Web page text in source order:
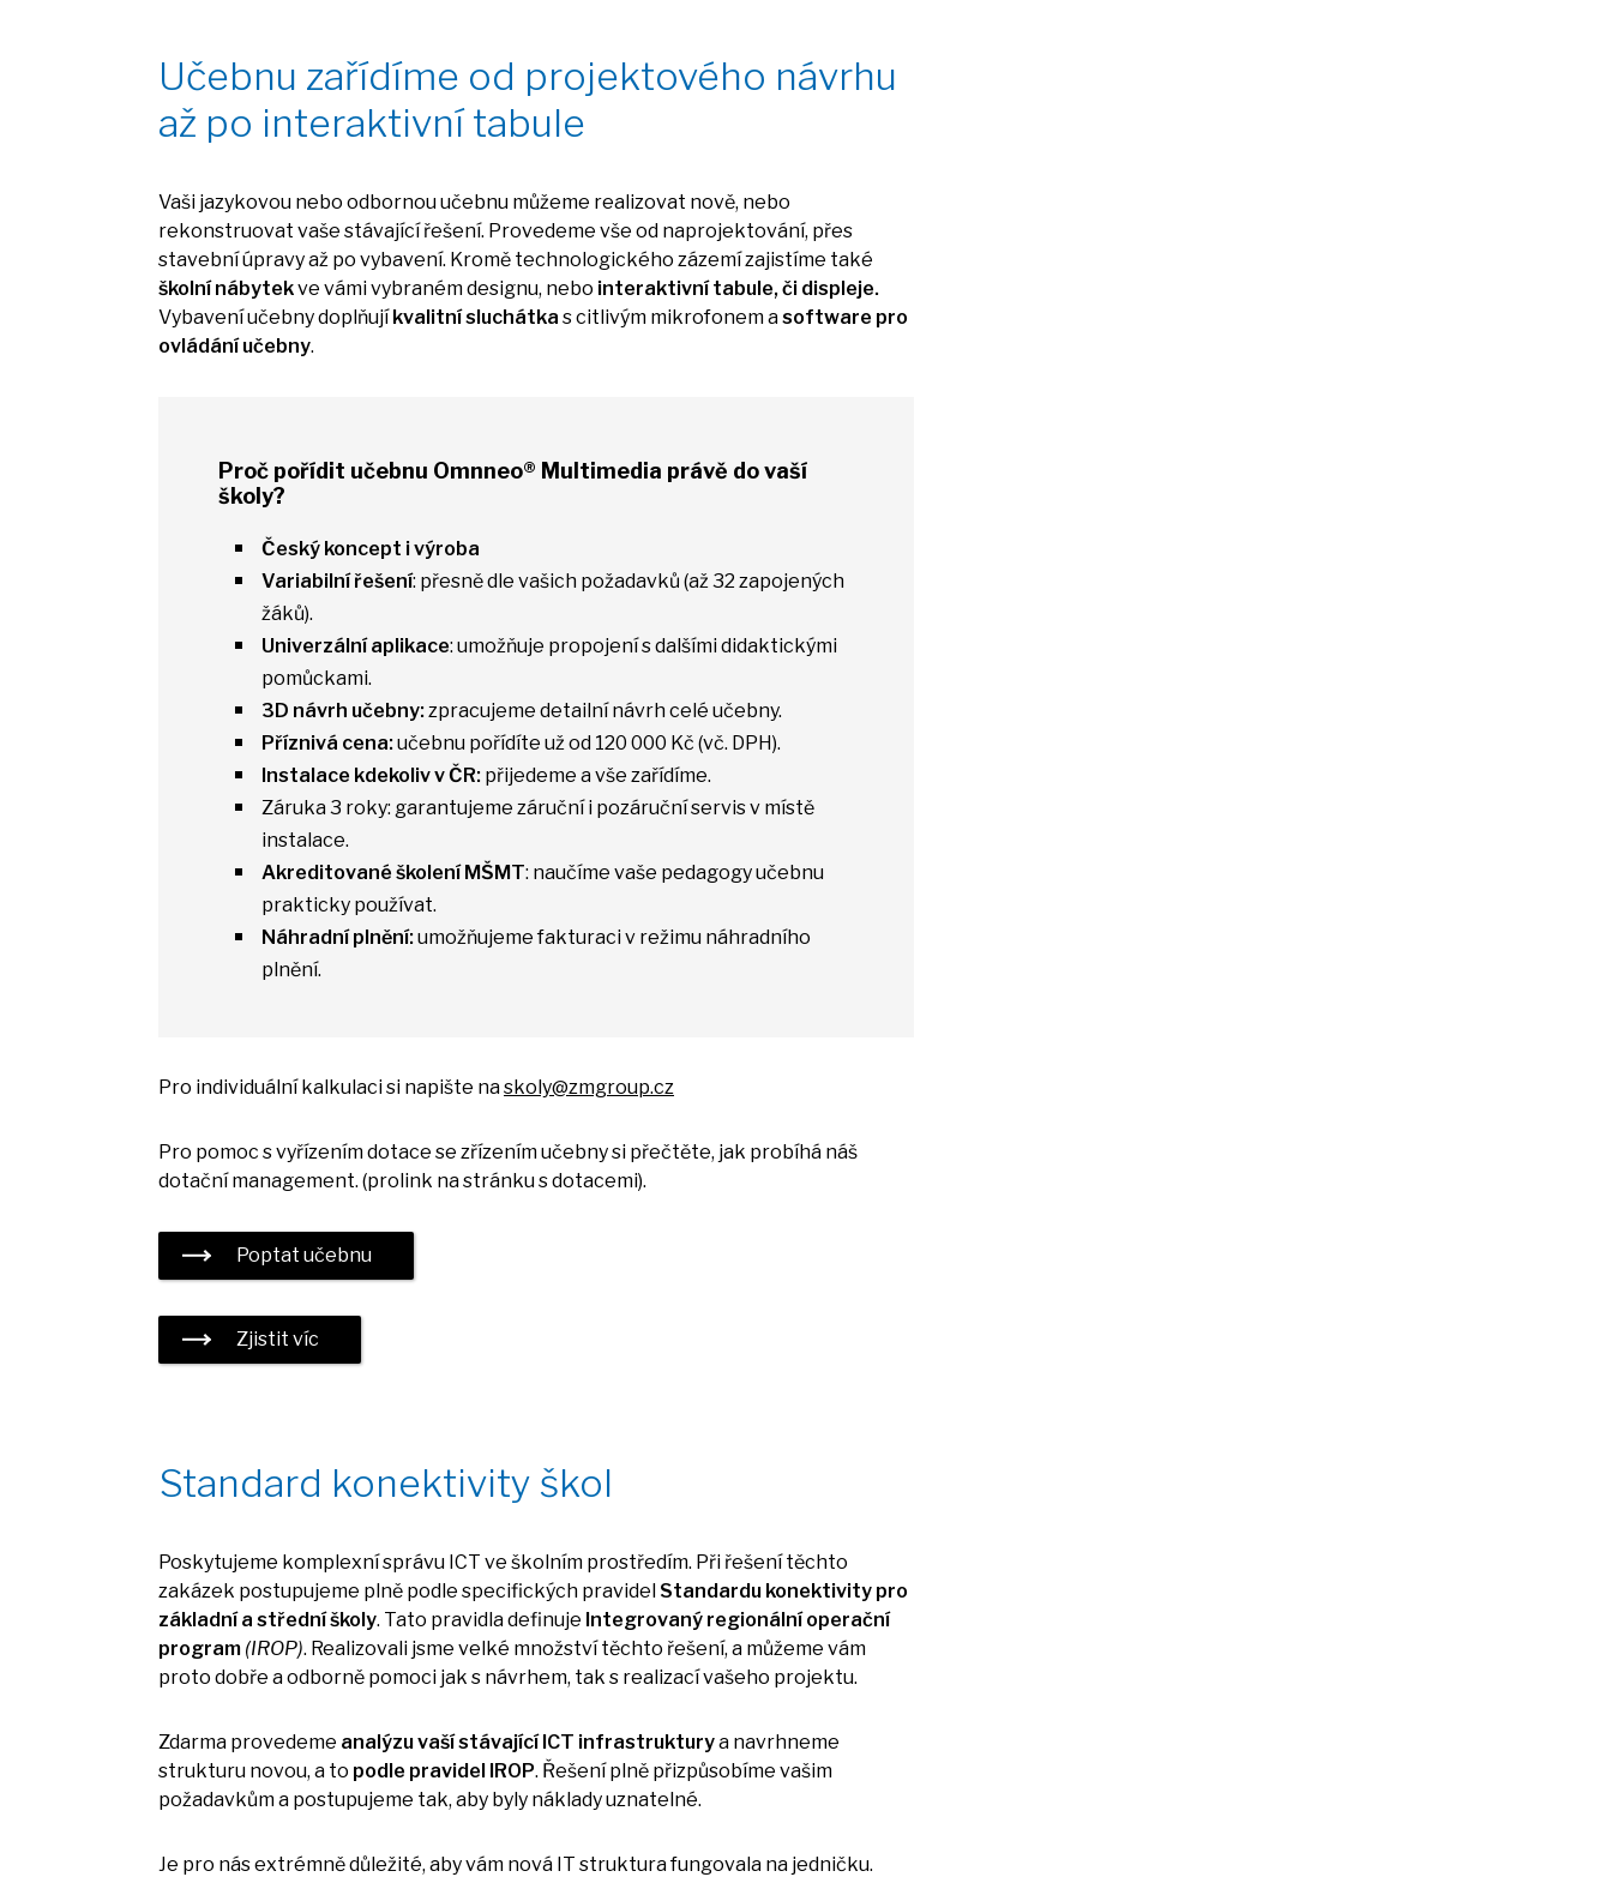
Učebnu zařídíme od projektového návrhu
až po interaktivní tabule
Vaši jazykovou nebo odbornou učebnu můžeme realizovat nově, nebo
rekonstruovat vaše stávající řešení. Provedeme vše od naprojektování, přes
stavební úpravyaž po vybavení. Kromě technologického zázemí zajistíme také
školní nábytekve vámi vybraném designu, nebo interaktivní tabule,či displeje.
Vybavení učebny doplňujíkvalitní sluchátka scitlivým mikrofonem asoftware pro
ovládání učebny.
Proč pořídit učebnu Omnneo® Multimedia právě dovaší
školy?
Český koncept ivýroba
Variabilní řešení: přesně dle vašich požadavků (až32 zapojených
žáků).
Univerzální aplikace: umožňuje propojenísdalšími didaktickými
pomůckami.
3D návrh učebny:zpracujeme detailní návrh celé učebny.
Příznivá cena:učebnu pořídíte užod 120 000 Kč (vč. DPH).
Instalace kdekolivvČR: přijedeme a vše zařídíme.
Záruka 3 roky: garantujeme záručníi pozáruční servisv místě
instalace.
Akreditované školení MŠMT: naučíme vaše pedagogy učebnu
prakticky používat.
Náhradní plnění:umožňujeme fakturaci v režimu náhradního
plnění.
Pro individuální kalkulacisi napište naskoly@zmgroup.cz
Pro pomoc svyřízením dotace se zřízením učebnysi přečtěte, jak probíhá náš
dotační management. (prolink nastránkusdotacemi).
Poptat učebnu
Zjistit víc
Standard konektivity škol
Poskytujeme komplexní správu ICT ve školním prostředím. Při řešení těchto
zakázek postupujeme plně podle specifických pravidel Standardu konektivity pro
základnía střední školy. Tato pravidla definuje Integrovaný regionální operační
program (IROP). Realizovali jsme velké množství těchto řešení, a můžeme vám
proto dobře aodborně pomoci jak s návrhem, tak s realizací vašeho projektu.
Zdarma provedeme analýzu vaší stávající ICT infrastrukturya navrhneme
strukturu novou, a to podle pravidel IROP. Řešení plně přizpůsobíme vašim
požadavkůma postupujeme tak, aby byly náklady uznatelné.
Je pro nás extrémně důležité, aby vám nová IT struktura fungovala na jedničku.